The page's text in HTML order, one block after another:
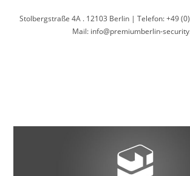
InhaltStolbergstraße 4A . 12103 Berlin | Telefon: +49
Mail: info@premiumberlin-